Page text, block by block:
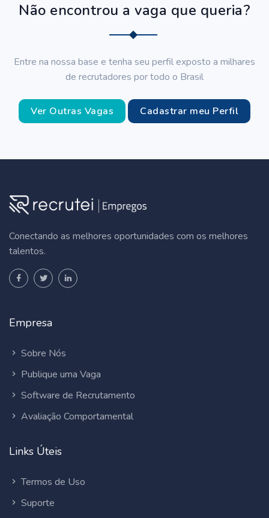
Não encontrou a vaga que queria?
Entre na nossa base e tenha seu perfil exposto a milhares
de recrutadores por todo o Brasil
Ver Outras Vagas Cadastrar meu Perfil
Conectando as melhores oportunidades com os melhores
talentos.
Empresa
Sobre Nós
Publique uma Vaga
Software de Recrutamento
Avaliação Comportamental
Links Úteis
Termos de Uso
Suporte